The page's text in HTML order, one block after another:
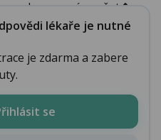
zobrazovacím vyšet�...
lékaře je nutné
je zdarma a zabere
se